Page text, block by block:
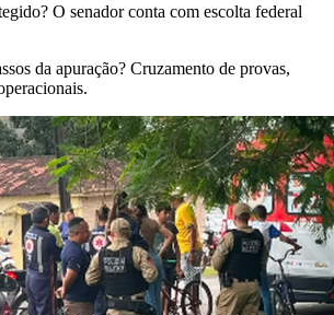
O senador conta com escolta federal
da apuração? Cruzamento de provas,